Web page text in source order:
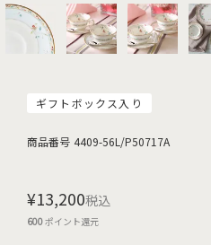
ギフトボックス入り
商品番号 4409-56L/P50717A
¥13,200税込
600ポイント還元